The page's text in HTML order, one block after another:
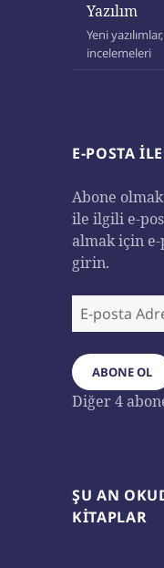
Yazılım
Yeni
incelemeleri
E-POSTA
Abone
ile ilgili e-
almak için
girin.
E-
posta
Adresi
ABONE OL
Diğer 4
ŞU AN
KITAPLAR